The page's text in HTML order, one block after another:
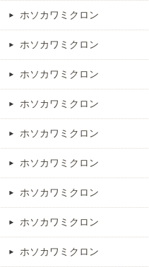
ホソカワミクロン
ホソカワミクロン
ホソカワミクロン
ホソカワミクロン
ホソカワミクロン
ホソカワミクロン
ホソカワミクロン
ホソカワミクロン
ホソカワミクロン